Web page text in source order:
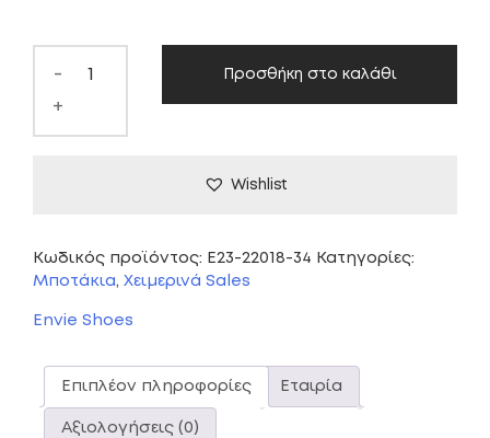
-
+
Προσθήκη στο καλάθι
Wishlist
Κωδικός προϊόντος: E23-22018-34 Κατηγορίες:
Μποτάκια, Χειμερινά Sales
Envie Shoes
Επιπλέον πληροφορίες Εταιρία
Αξιολογήσεις (0)